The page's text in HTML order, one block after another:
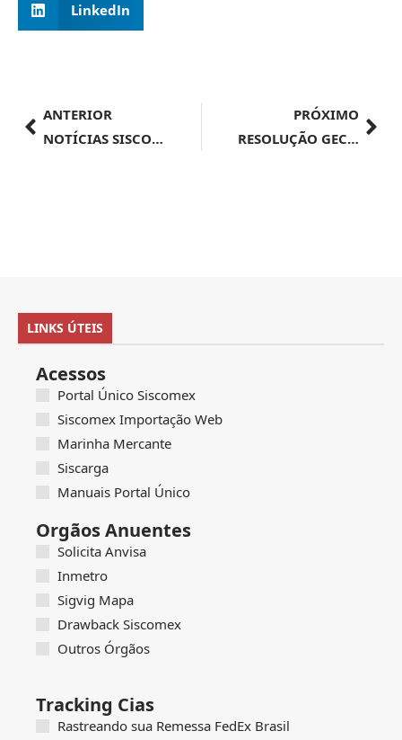
LinkedIn
ANTERIOR
NOTÍCIAS SISCOMEX | Importação nº 018/2024
PRÓXIMO
RESOLUÇÃO GECEX Nº 581, DE 28 DE MARÇO DE 2024
LINKS ÚTEIS
Acessos
Portal Único Siscomex
Siscomex Importação Web
Marinha Mercante
Siscarga
Manuais Portal Único
Orgãos Anuentes
Solicita Anvisa
Inmetro
Sigvig Mapa
Drawback Siscomex
Outros Órgãos
Tracking Cias
Rastreando sua Remessa FedEx Brasil